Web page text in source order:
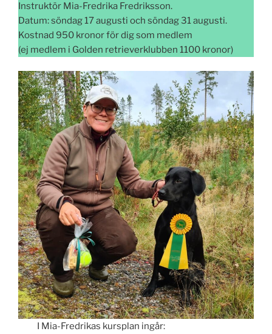
Instruktör Mia-Fredrika Fredriksson.
Datum: söndag 17 augusti och söndag 31 augusti.
Kostnad 950 kronor för dig som medlem
(ej medlem i Golden retrieverklubben 1100 kronor)
I Mia-Fredrikas kursplan ingår: